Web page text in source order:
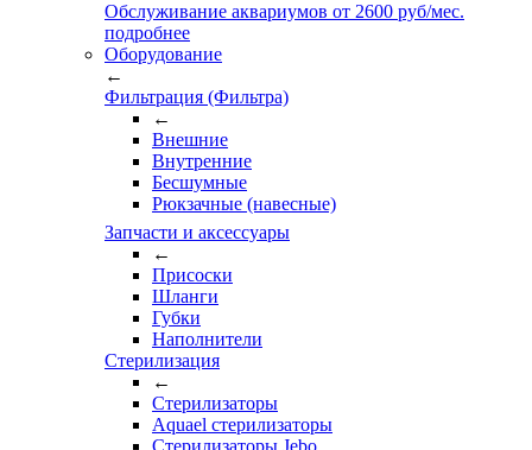
Обслуживание аквариумов от 2600 руб/мес.
подробнее
Оборудование
←
Фильтрация (Фильтра)
←
Внешние
Внутренние
Бесшумные
Рюкзачные (навесные)
Запчасти и аксессуары
←
Присоски
Шланги
Губки
Наполнители
Стерилизация
←
Стерилизаторы
Aquael стерилизаторы
Стерилизаторы Jebo